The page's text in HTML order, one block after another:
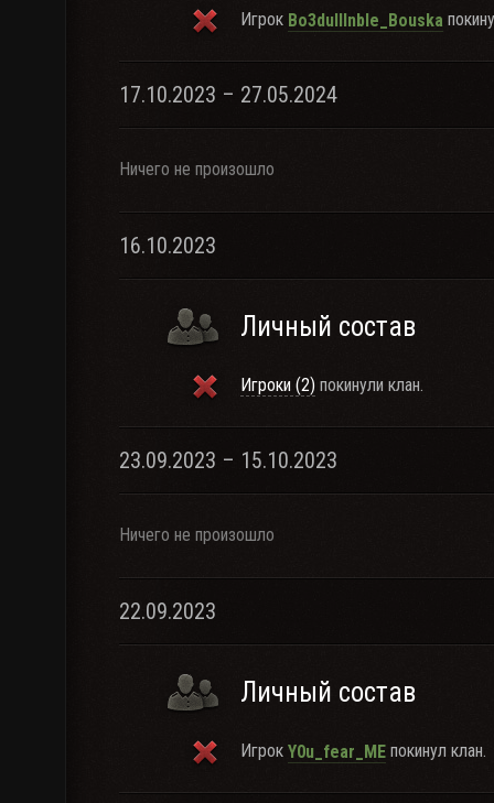
Игрок Bo3dulllnbIe_Bouska
17.10.2023 – 27.05.2024
Ничего не произошло
16.10.2023
Личный состав
Игроки (2) покинули клан.
23.09.2023 – 15.10.2023
Ничего не произошло
22.09.2023
Личный состав
Игрок Y0u_fear_ME покинул клан.